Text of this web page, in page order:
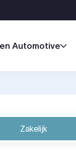
Automotive
Zakelijk